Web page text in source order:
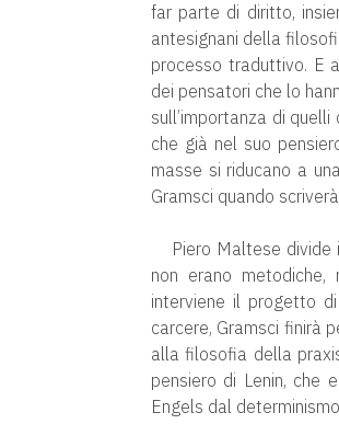
far parte di diritto,
antesignani della
processo traduttivo. E
dei pensatori che lo
sull’importanza di
che già nel suo
masse si riducano a
Gramsci quando
Piero Maltese divide
non erano
interviene il progetto
carcere, Gramsci finirà
alla filosofia della
pensiero di Lenin, che
Engels dal